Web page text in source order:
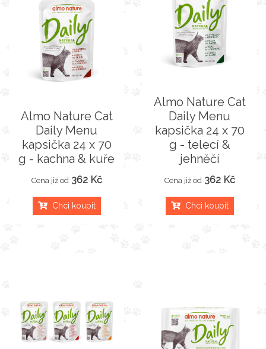
Almo Nature Cat
Daily Menu
kapsička 24 x 70
g - kachna & kuře
Cena již od 362 Kč
Chci koupit
Almo Nature Cat
Daily Menu
kapsička 24 x 70
g - telecí &
jehněčí
Cena již od 362 Kč
Chci koupit